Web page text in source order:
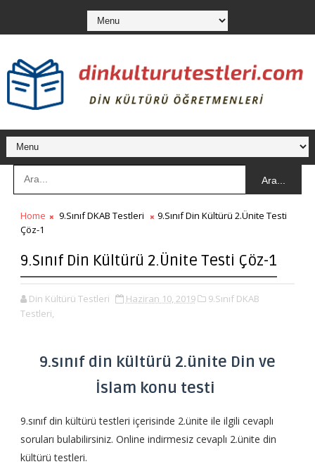
Ara...
Home 9.Sınıf DKAB Testleri
9.Sınıf Din Kültürü 2.Ünite Testi
Çöz-1
9.Sınıf Din Kültürü 2.Ünite Testi Çöz-1
Din Kültürü Testleri Haziran 10, 2019
9.Sınıf DKAB
Testleri,
9.sınıf din kültürü 2.ünite Din ve
İslam konu testi
9.sınıf din kültürü testleri içerisinde 2.ünite ile ilgili cevaplı
soruları bulabilirsiniz. Online indirmesiz cevaplı 2.ünite din
kültürü testleri.